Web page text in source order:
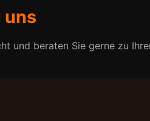
uns
und beraten Sie gerne zu